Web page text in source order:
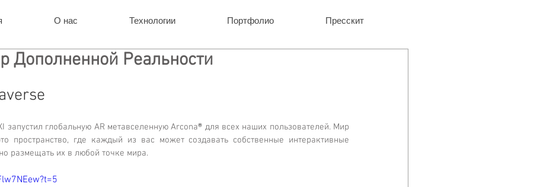
О нас Технологии Портфолио Пресскит
Дополненной Реальности
запустил глобальную AR метавселенную Arcona® для всех наших пользователей. Мир
пространство, где каждый из вас может создавать собственные интерактивные
размещать их в любой точке мира.